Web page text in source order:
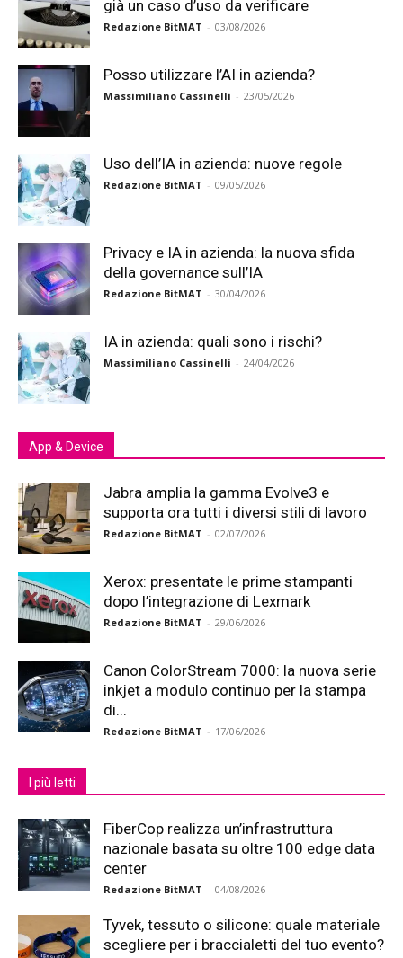
già un caso d’uso da verificare
Redazione BitMAT - 03/08/2026
Posso utilizzare l’AI in azienda?
Massimiliano Cassinelli - 23/05/2026
Uso dell’IA in azienda: nuove regole
Redazione BitMAT - 09/05/2026
Privacy e IA in azienda: la nuova sfida
della governance sull’IA
Redazione BitMAT - 30/04/2026
IA in azienda: quali sono i rischi?
Massimiliano Cassinelli - 24/04/2026
App & Device
Jabra amplia la gamma Evolve3 e
supporta ora tutti i diversi stili di lavoro
Redazione BitMAT - 02/07/2026
Xerox: presentate le prime stampanti
dopo l’integrazione di Lexmark
Redazione BitMAT - 29/06/2026
Canon ColorStream 7000: la nuova serie
inkjet a modulo continuo per la stampa
di...
Redazione BitMAT - 17/06/2026
I più letti
FiberCop realizza un’infrastruttura
nazionale basata su oltre 100 edge data
center
Redazione BitMAT - 04/08/2026
Tyvek, tessuto o silicone: quale materiale
scegliere per i braccialetti del tuo evento?